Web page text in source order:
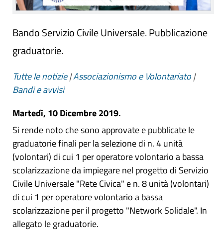
Bando Servizio Civile Universale. Pubblicazione
graduatorie.
Tutte le notizie|Associazionismo e Volontariato|
Bandi e avvisi
Martedì, 10 Dicembre 2019.
Si rende noto che sono approvate e pubblicate le
graduatorie finali per la selezione di n. 4 unità
(volontari) di cui 1 per operatore volontario a bassa
scolarizzazione da impiegare nel progetto di Servizio
Civile Universale "Rete Civica" e n. 8 unità (volontari)
di cui 1 per operatore volontario a bassa
scolarizzazione per il progetto "Network Solidale". In
allegato le graduatorie.